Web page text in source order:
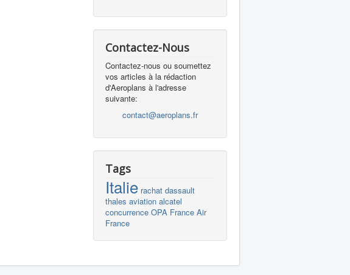
Contactez-Nous
Contactez-nous ou soumettez
vos articles à la rédaction
d'Aeroplans à l'adresse
suivante:
contact@aeroplans.fr
Tags
Italie rachat dassault
thales aviation alcatel
concurrence OPA France Air
France